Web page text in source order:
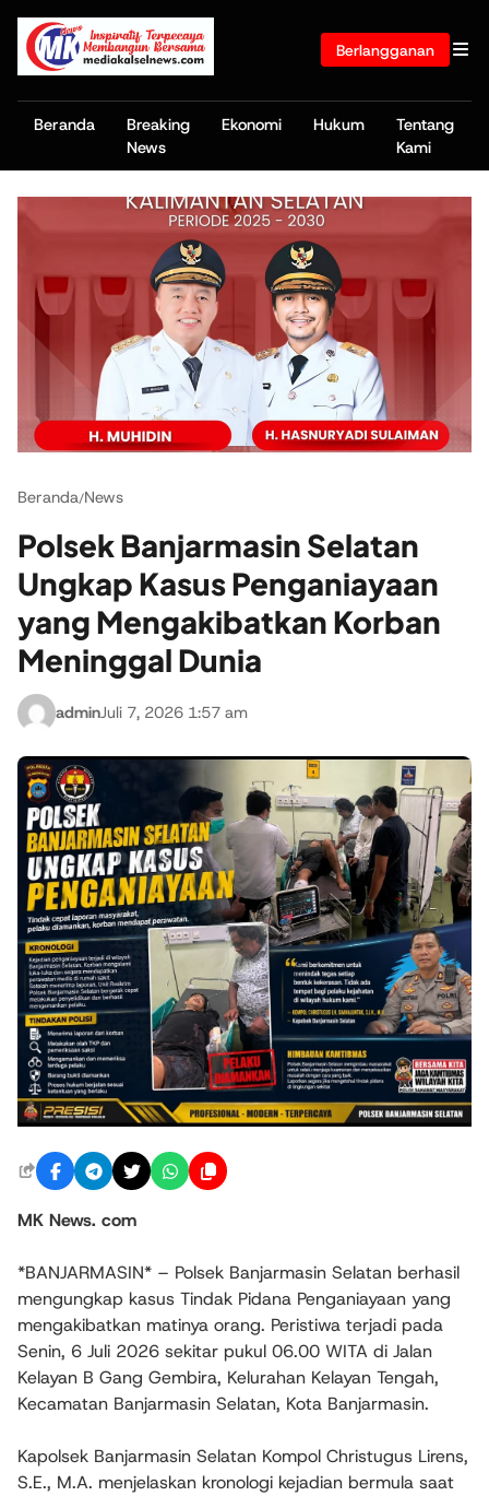
Berlangganan
Beranda
Breaking
News
Ekonomi Hukum
Tentang
Kami
Beranda/News
Polsek Banjarmasin Selatan
Ungkap Kasus Penganiayaan
yang Mengakibatkan Korban
Meninggal Dunia
adminJuli 7, 2026 1:57 am
MK News. com
*BANJARMASIN* – Polsek Banjarmasin Selatan berhasil
mengungkap kasus Tindak Pidana Penganiayaan yang
mengakibatkan matinya orang. Peristiwa terjadi pada
Senin, 6 Juli 2026 sekitar pukul 06.00 WITA di Jalan
Kelayan B Gang Gembira, Kelurahan Kelayan Tengah,
Kecamatan Banjarmasin Selatan, Kota Banjarmasin.
Kapolsek Banjarmasin Selatan Kompol Christugus Lirens,
S.E., M.A. menjelaskan kronologi kejadian bermula saat